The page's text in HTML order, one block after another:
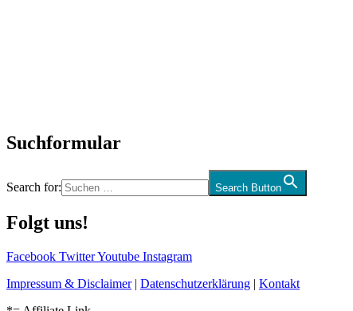
Suchformular
Search for: Search Button
Folgt uns!
Facebook TwitterYoutube Instagram
Impressum & Disclaimer| Datenschutzerklärung | Kontakt